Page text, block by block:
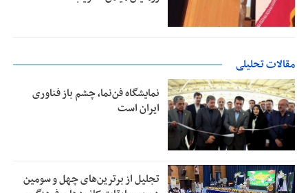
مقالات تحلیلی
نمایشگاه فن‌نما، چشم باز فناوری
ایران است
تجلیل از بر‌ترین‌های چهل و سومین